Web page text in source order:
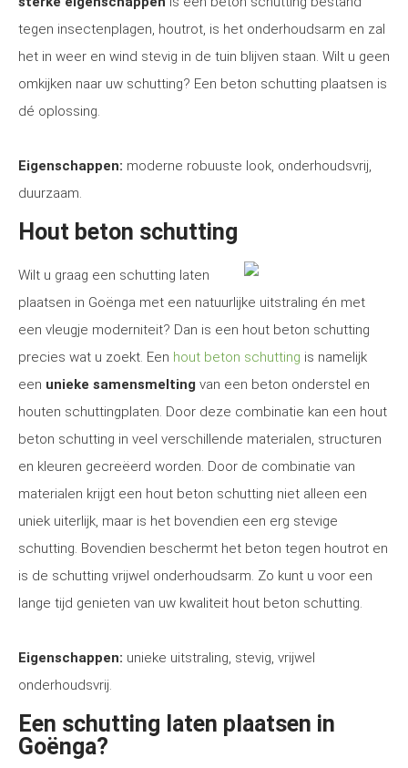
tegen insectenplagen, houtrot, is het onderhoudsarm en zal
het in weer en wind stevig in de tuin blijven staan. Wilt u geen
omkijken naar uw schutting? Een beton schutting plaatsen is
dé oplossing.
Eigenschappen: moderne robuuste look, onderhoudsvrij,
duurzaam.
Hout beton schutting
Wilt u graag een schutting laten
plaatsen in Goënga met een natuurlijke uitstraling én met
een vleugje moderniteit? Dan is een hout beton schutting
precies wat u zoekt. Een hout beton schutting is namelijk
een unieke samensmelting van een beton onderstel en
houten schuttingplaten. Door deze combinatie kan een hout
beton schutting in veel verschillende materialen, structuren
en kleuren gecreëerd worden. Door de combinatie van
materialen krijgt een hout beton schutting niet alleen een
uniek uiterlijk, maar is het bovendien een erg stevige
schutting. Bovendien beschermt het beton tegen houtrot en
is de schutting vrijwel onderhoudsarm. Zo kunt u voor een
lange tijd genieten van uw kwaliteit hout beton schutting.
Eigenschappen: unieke uitstraling, stevig, vrijwel
onderhoudsvrij.
Een schutting laten plaatsen in
Goënga?